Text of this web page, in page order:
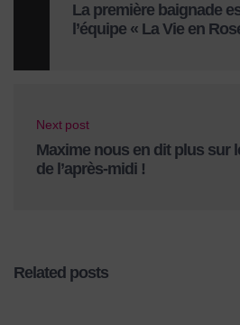
La première baignade
l’équipe « La Vie en
Next post
Maxime nous en dit plus sur
de l’après-midi !
Related posts